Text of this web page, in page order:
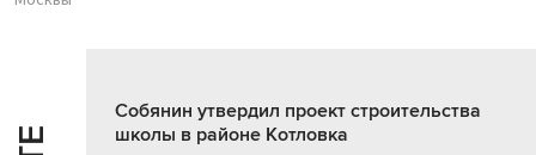
Собянин утвердил проект строительства
школы в районе Котловка